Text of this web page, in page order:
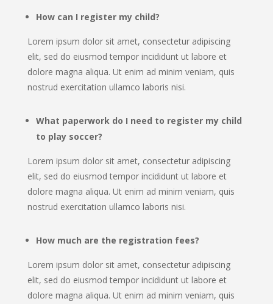
How can I register my child?
Lorem ipsum dolor sit amet, consectetur adipiscing
elit, sed do eiusmod tempor incididunt ut labore et
dolore magna aliqua. Ut enim ad minim veniam, quis
nostrud exercitation ullamco laboris nisi.
What paperwork do I need to register my child
to play soccer?
Lorem ipsum dolor sit amet, consectetur adipiscing
elit, sed do eiusmod tempor incididunt ut labore et
dolore magna aliqua. Ut enim ad minim veniam, quis
nostrud exercitation ullamco laboris nisi.
How much are the registration fees?
Lorem ipsum dolor sit amet, consectetur adipiscing
elit, sed do eiusmod tempor incididunt ut labore et
dolore magna aliqua. Ut enim ad minim veniam, quis